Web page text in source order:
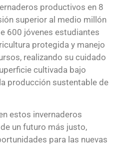
productivos en 8
superior al medio millón
600 jóvenes estudiantes
protegida y manejo
realizando su cuidado
cultivada bajo
producción sustentable de
estos invernaderos
un futuro más justo,
para las nuevas